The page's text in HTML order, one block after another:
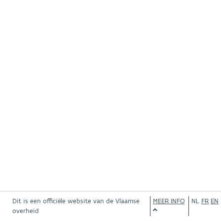
Dit is een officiële website van de Vlaamse
overheid
MEER INFO NL FR EN